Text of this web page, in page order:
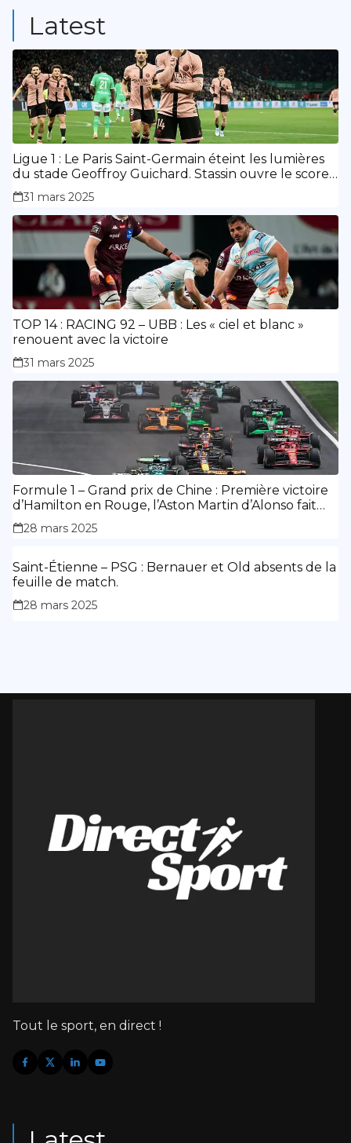
Latest
Ligue 1 : Le Paris Saint-Germain éteint les lumières
du stade Geoffroy Guichard. Stassin ouvre le score,
doublé de Doué.
31 mars 2025
TOP 14 : RACING 92 – UBB : Les « ciel et blanc »
renouent avec la victoire
31 mars 2025
Formule 1 – Grand prix de Chine : Première victoire
d’Hamilton en Rouge, l’Aston Martin d’Alonso fait
des siennes.
28 mars 2025
Saint-Étienne – PSG : Bernauer et Old absents de la
feuille de match.
28 mars 2025
Tout le sport, en direct !